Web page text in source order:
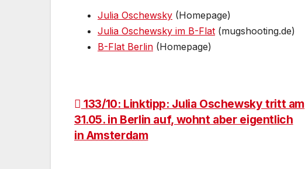
Julia Oschewsky (Homepage)
Julia Oschewsky im B-Flat (mugshooting.de)
B-Flat Berlin (Homepage)
Beitragsnavigation
133/10: Linktipp: Julia Oschewsky tritt am
31.05. in Berlin auf, wohnt aber eigentlich
in Amsterdam